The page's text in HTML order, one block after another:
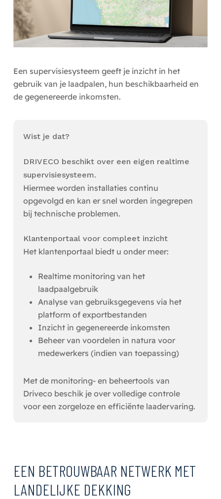
Een supervisiesysteem geeft je inzicht in het
gebruik van je laadpalen, hun beschikbaarheid en
de gegenereerde inkomsten.
Wist je dat?
DRIVECO beschikt over een eigen realtime
supervisiesysteem.
Hiermee worden installaties continu
opgevolgd en kan er snel worden ingegrepen
bij technische problemen.
Klantenportaal voor compleet inzicht
Het klantenportaal biedt u onder meer:
Realtime monitoring van het
laadpaalgebruik
Analyse van gebruiksgegevens via het
platform of exportbestanden
Inzicht in gegenereerde inkomsten
Beheer van voordelen in natura voor
medewerkers (indien van toepassing)
Met de monitoring- en beheertools van
Driveco beschik je over volledige controle
voor een zorgeloze en efficiënte laadervaring.
EEN BETROUWBAAR NETWERK MET
LANDELIJKE DEKKING